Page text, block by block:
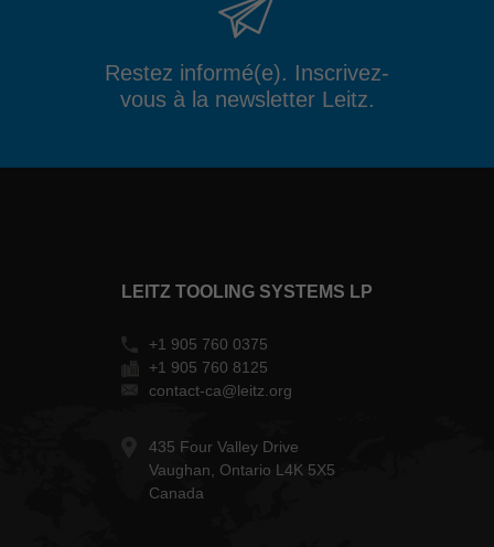
Restez informé(e). Inscrivez-
vous à la newsletter Leitz.
LEITZ TOOLING SYSTEMS LP
+1 905 760 0375
+1 905 760 8125
contact-ca@leitz.org
435 Four Valley Drive
Vaughan, Ontario L4K 5X5
Canada